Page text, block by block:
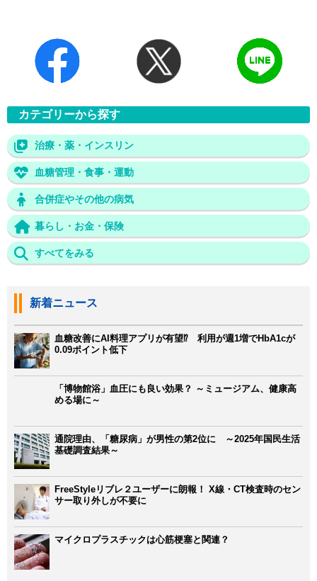
カテゴリーから探す
治療・薬・インスリン
血糖管理・食事・運動
合併症やその他の病気
暮らし・お金・保険
すべてをみる
新着ニュース
血糖改善にAI料理アプリが有望⁉ 利用が週1増でHbA1cが
0.09ポイント低下
「博物館浴」血圧にも良い効果？ ～ミュージアム、健康高
める場に～
通院理由、「糖尿病」が男性の第2位に ～2025年国民生活
基礎調査結果～
FreeStyleリブレ２ユーザーに朗報！ X線・CT検査時のセン
サー取り外しが不要に
マイクロプラスチックは心筋梗塞と関連？